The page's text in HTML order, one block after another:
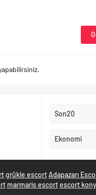
Son20
Ekonomi
grükle escortAdapazarı
marmaris escort escort